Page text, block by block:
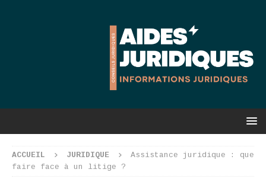
ACCUEIL JURIDIQUE
Assistance juridique : que
faire face à un litige ?